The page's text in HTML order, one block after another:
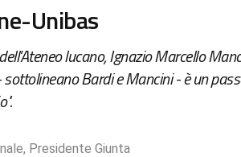
Unibas
lucano, Ignazio Marcello
Bardi e Mancini - è un
, Presidente Giunta